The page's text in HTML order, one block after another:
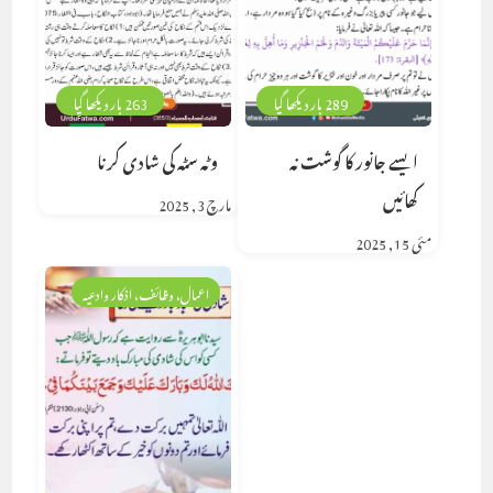
263 بار دیکھا گیا
وٹہ سٹہ کی شادی کرنا
مارچ 3, 2025
289 بار دیکھا گیا
ایسے جانور کا گوشت نہ
کھائیں
مئی 15, 2025
اعمال، وظائف، اذکار وادعیہ